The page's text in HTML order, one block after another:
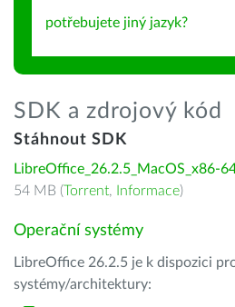
potřebujete jiný jazyk?
SDK a zdrojový kód
Stáhnout SDK
LibreOffice_26.2.5_MacOS_x86-
54 MB (Torrent, Informace)
Operační systémy
LibreOffice 26.2.5 je k dispozici
systémy/architektury: